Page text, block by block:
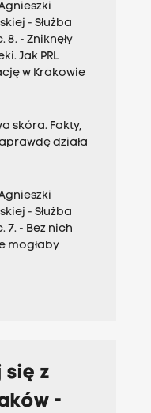
- Służba
- Zniknęły
Jak PRL
w Krakowie
skóra. Fakty,
działa
- Służba
7. - Bez nich
mogłaby
się z
-